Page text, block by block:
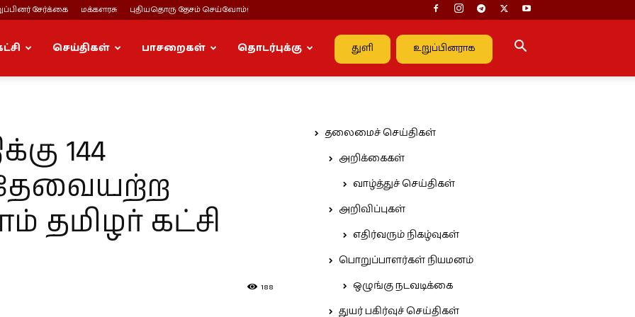
சேர்க்கை மக்களரசு புதியதொரு தேசம் செய்வோம்!
துளி உறுப்பினராக
செய்திகள் பாசறைகள் தொடர்புக்கு
144
தேவையற்ற
தமிழர் கட்சி
188
தலைமைச் செய்திகள்
அறிக்கைகள்
வாழ்த்துச் செய்திகள்
அறிவிப்புகள்
எதிர்வரும் நிகழ்வுகள்
பொறுப்பாளர்கள் நியமனம்
ஒழுங்கு நடவடிக்கை
துயர் பகிர்வுச் செய்திகள்